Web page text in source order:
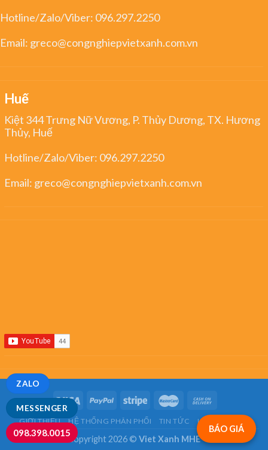
MESSENGER
ZALO
098.398.0015
Hotline/Zalo/Viber: 096.297.2250
Email: greco@congnghiepvietxanh.com.vn
Huế
Kiệt 344 Trưng Nữ Vương, P. Thủy Dương, TX. Hương
Thủy, Huế
Hotline/Zalo/Viber: 096.297.2250
Email: greco@congnghiepvietxanh.com.vn
BÁO GIÁ
GIỚI THIỆU HỆ THỐNG PHÂN PHỐI TIN TỨC LIÊN HỆ
Copyright 2026 © Viet Xanh MHE